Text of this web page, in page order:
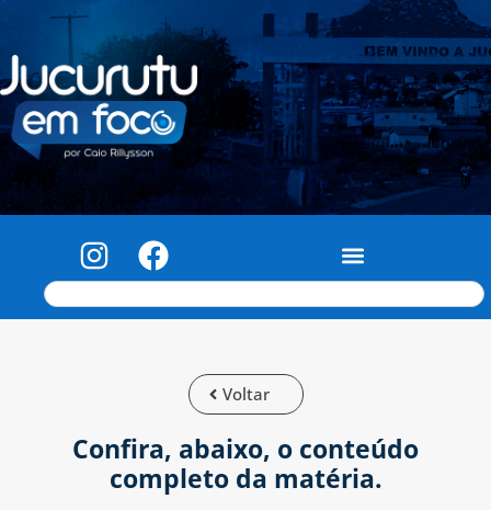
Voltar
Confira, abaixo, o conteúdo
completo da matéria.